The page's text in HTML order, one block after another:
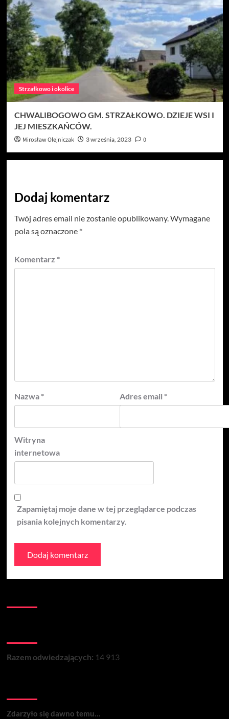
Strzałkowo i okolice
CHWALIBOGOWO GM. STRZAŁKOWO. DZIEJE WSI I
JEJ MIESZKAŃCÓW.
Mirosław Olejniczak 3 września, 2023 0
Dodaj komentarz
Twój adres email nie zostanie opublikowany.Wymagane
pola są oznaczone *
Komentarz *
Nazwa * Adres email *
Witryna
internetowa
Zapamiętaj moje dane w tej przeglądarce podczas
pisania kolejnych komentarzy.
Razem odwiedzających: 14 913
Zdarzyło się dawno temu…